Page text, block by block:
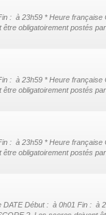
: à 23h59 * Heure française
obligatoirement postés
: à 23h59 * Heure française
obligatoirement postés
: à 23h59 * Heure française
obligatoirement postés
DATE Début : à 0h01 Fin : à